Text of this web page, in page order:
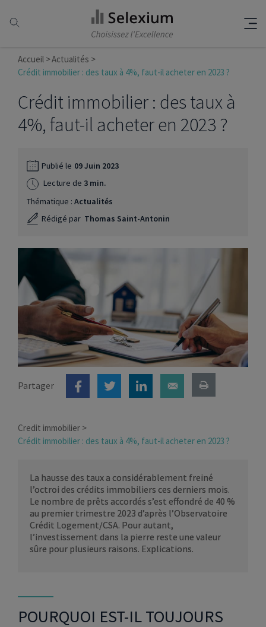
Accueil
Actualités
Crédit immobilier : des taux à 4%, faut-il acheter en 2023 ?
Crédit immobilier : des taux à
4%, faut-il acheter en 2023 ?
Publié le 09 Juin 2023
Lecture de 3 min.
Thématique : Actualités
Rédigé par Thomas Saint-Antonin
Partager
Credit immobilier
Crédit immobilier : des taux à 4%, faut-il acheter en 2023 ?
La hausse des taux a considérablement freiné
l’octroi des crédits immobiliers ces derniers mois.
Le nombre de prêts accordés s’est effondré de 40 %
au premier trimestre 2023 d’après l’Observatoire
Crédit Logement/CSA. Pour autant,
l’investissement dans la pierre reste une valeur
sûre pour plusieurs raisons. Explications.
POURQUOI EST-IL TOUJOURS